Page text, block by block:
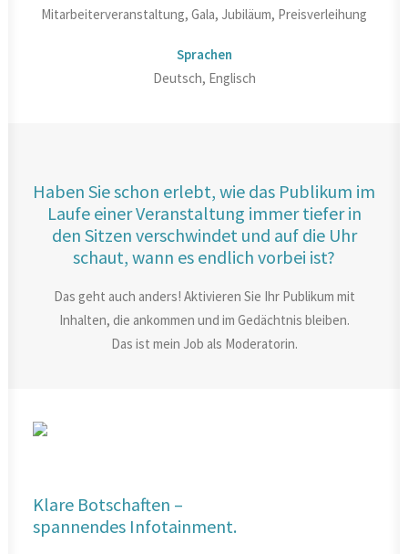
Mitarbeiterveranstaltung, Gala, Jubiläum, Preisverleihung
Sprachen
Deutsch, Englisch
Haben Sie schon erlebt, wie das Publikum im
Laufe einer Veranstaltung immer tiefer in
den Sitzen verschwindet und auf die Uhr
schaut, wann es endlich vorbei ist?
Das geht auch anders! Aktivieren Sie Ihr Publikum mit
Inhalten, die ankommen und im Gedächtnis bleiben.
Das ist mein Job als Moderatorin.
Klare Botschaften –
spannendes Infotainment.